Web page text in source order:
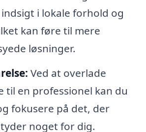
i lokale forhold og
kan føre til mere
løsninger.
Ved at overlade
til en professionel kan du
fokusere på det, der
noget for dig.